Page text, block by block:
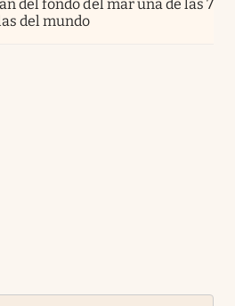
del fondo del mar una de las 7
del mundo